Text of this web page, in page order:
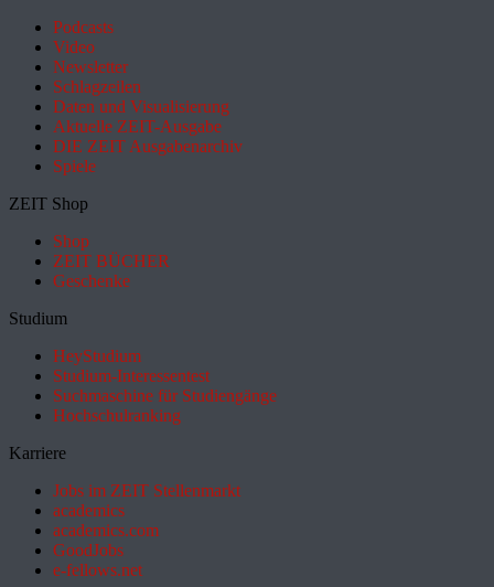
Podcasts
Video
Newsletter
Schlagzeilen
Daten und Visualisierung
Aktuelle ZEIT-Ausgabe
DIE ZEIT Ausgabenarchiv
Spiele
ZEIT Shop
Shop
ZEIT BÜCHER
Geschenke
Studium
HeyStudium
Studium-Interessentest
Suchmaschine für Studiengänge
Hochschulranking
Karriere
Jobs im ZEIT Stellenmarkt
academics
academics.com
GoodJobs
e-fellows.net